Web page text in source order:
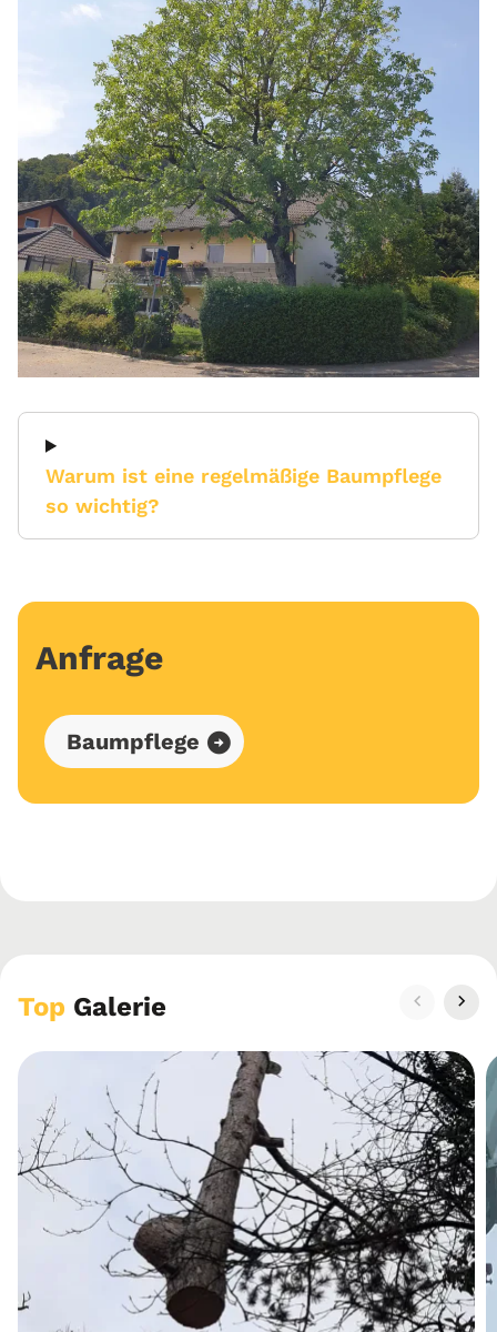
Warum ist eine regelmäßige Baumpflege
so wichtig?
Anfrage
Baumpflege
Top Galerie